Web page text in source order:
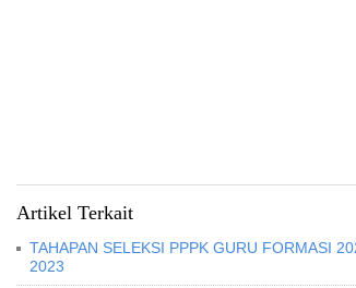
Artikel Terkait
TAHAPAN SELEKSI PPPK GURU FORMASI
2023